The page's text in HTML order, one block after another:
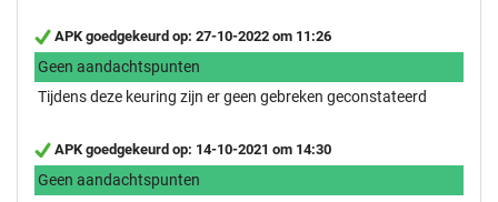
APK goedgekeurd op: 27-10-2022 om 11:26
Geen aandachtspunten
Tijdens deze keuring zijn er geen gebreken geconstateerd
APK goedgekeurd op: 14-10-2021 om 14:30
Geen aandachtspunten